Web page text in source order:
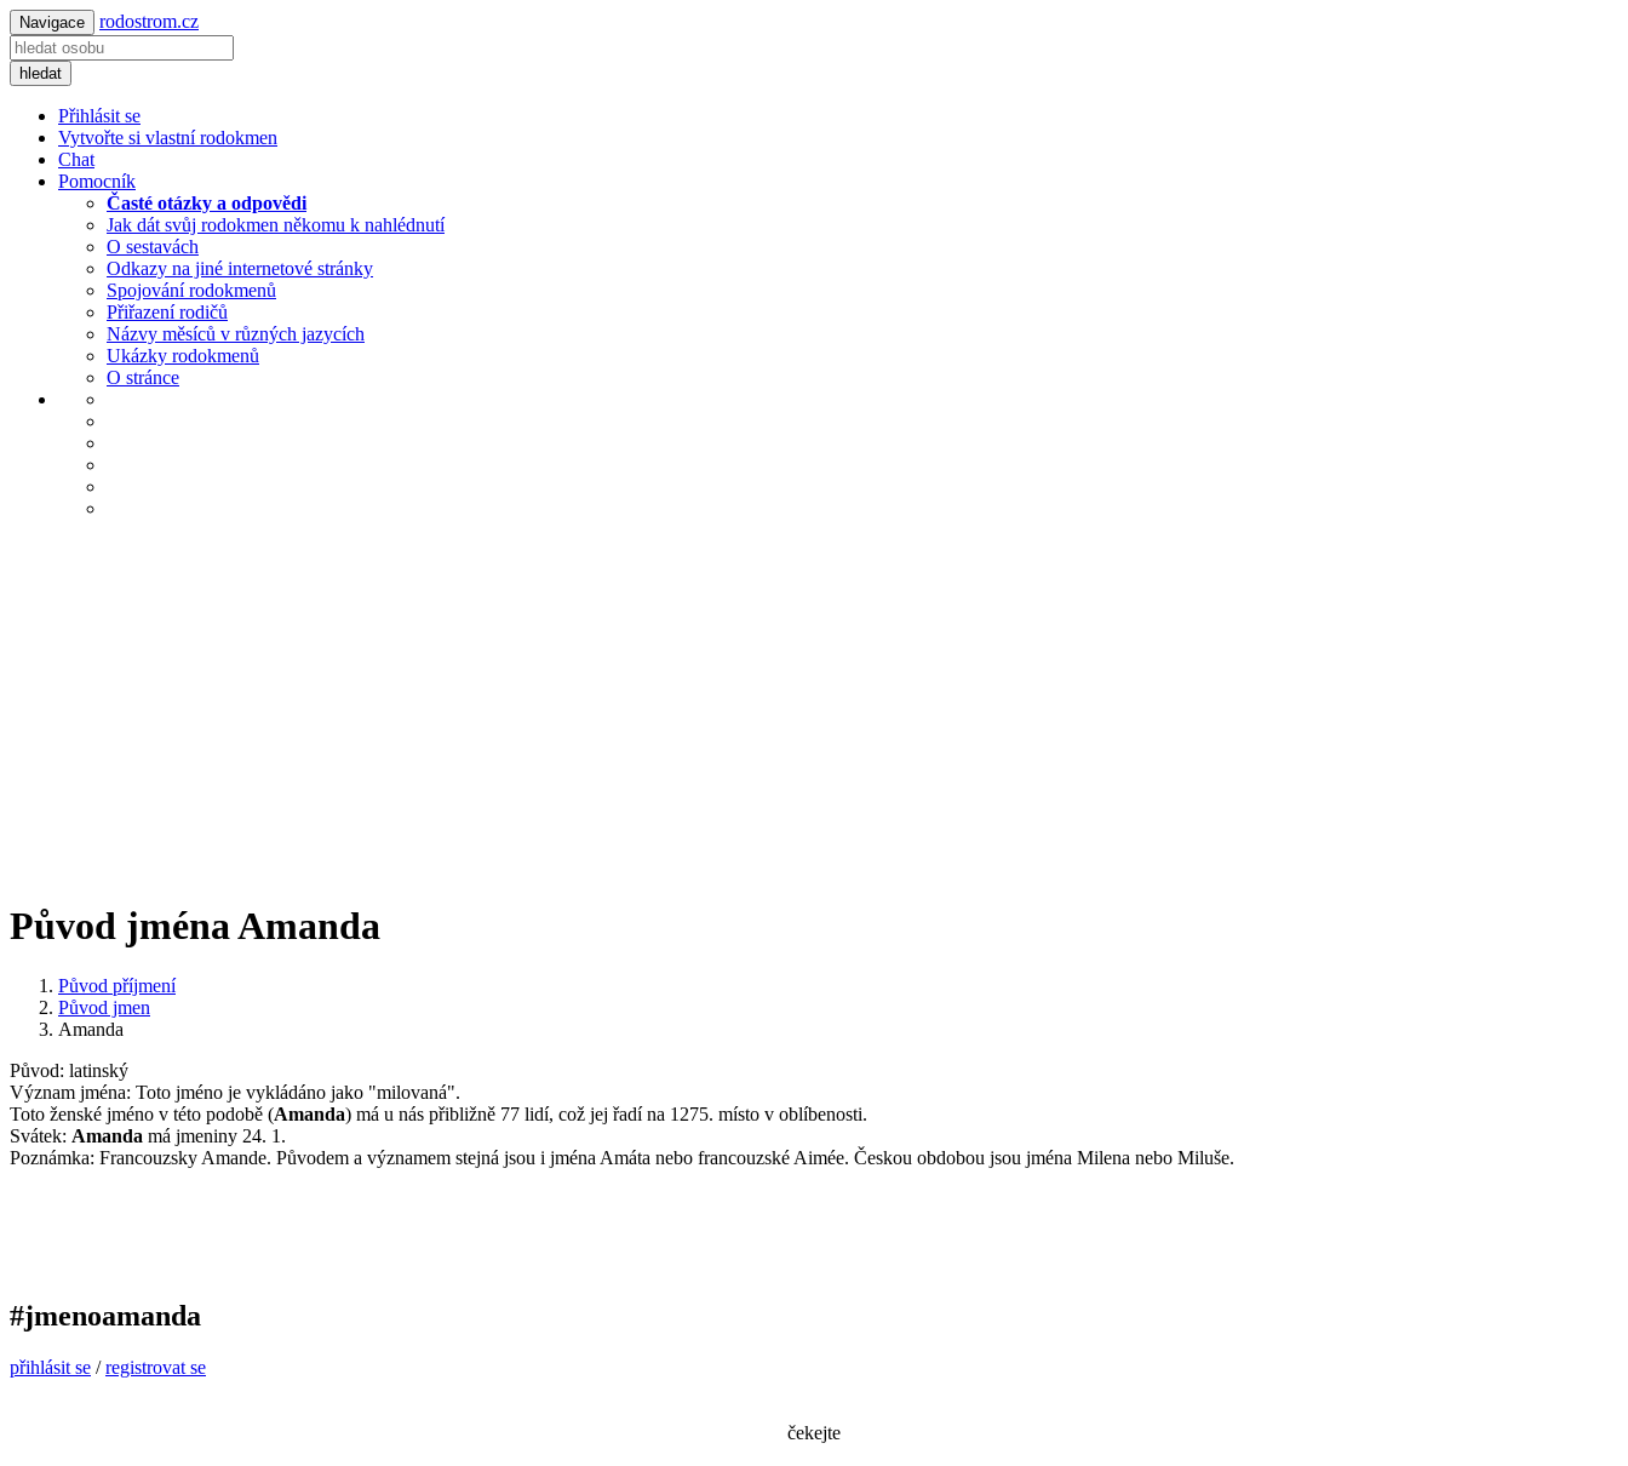
Navigace rodostrom.cz
hledat
Přihlásit se
Vytvořte si vlastní rodokmen
Chat
Pomocník
Časté otázky a odpovědi
Jak dát svůj rodokmen někomu k nahlédnutí
O sestavách
Odkazy na jiné internetové stránky
Spojování rodokmenů
Přiřazení rodičů
Názvy měsíců v různých jazycích
Ukázky rodokmenů
O stránce
Původ jména Amanda
Původ příjmení
Původ jmen
Amanda
Původ: latinský
Význam jména: Toto jméno je vykládáno jako "milovaná".
Toto ženské jméno v této podobě (Amanda) má u nás přibližně 77 lidí, což jej řadí na 1275. místo v oblíbenosti.
Svátek: Amanda má jmeniny 24. 1.
Poznámka: Francouzsky Amande. Původem a významem stejná jsou i jména Amáta nebo francouzské Aimée. Českou obdobou jsou jména Milena nebo Miluše.
#jmenoamanda
přihlásit se /registrovat se
čekejte